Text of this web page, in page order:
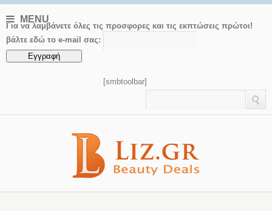
MENU
Για να λαμβάνετε όλες τις προσφορες και τις εκπτώσεις πρώτοι!
βάλτε εδώ το e-mail σας:
[smbtoolbar]